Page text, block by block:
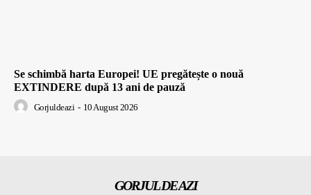
Se schimbă harta Europei! UE pregătește o nouă
EXTINDERE după 13 ani de pauză
Gorjuldeazi - 10 August 2026
GORJUL DE AZI